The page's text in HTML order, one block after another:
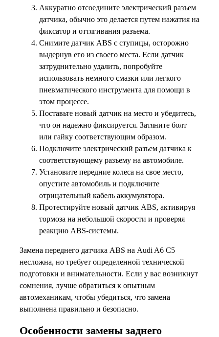
Аккуратно отсоедините электрический разъем
датчика, обычно это делается путем нажатия на
фиксатор и оттягивания разъема.
Снимите датчик ABS с ступицы, осторожно
выдернув его из своего места. Если датчик
затруднительно удалить, попробуйте
использовать немного смазки или легкого
пневматического инструмента для помощи в
этом процессе.
Поставьте новый датчик на место и убедитесь,
что он надежно фиксируется. Затяните болт
или гайку соответствующим образом.
Подключите электрический разъем датчика к
соответствующему разъему на автомобиле.
Установите передние колеса на свое место,
опустите автомобиль и подключите
отрицательный кабель аккумулятора.
Протестируйте новый датчик ABS, активируя
тормоза на небольшой скорости и проверяя
реакцию ABS-системы.
Замена переднего датчика ABS на Audi A6 C5
несложна, но требует определенной технической
подготовки и внимательности. Если у вас возникнут
сомнения, лучше обратиться к опытным
автомеханикам, чтобы убедиться, что замена
выполнена правильно и безопасно.
Особенности замены заднего